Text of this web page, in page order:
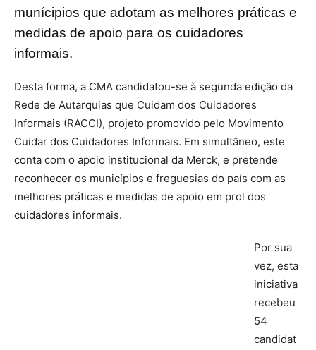
munícipios que adotam as melhores práticas e
medidas de apoio para os cuidadores
informais.
Desta forma, a CMA candidatou-se à segunda edição da
Rede de Autarquias que Cuidam dos Cuidadores
Informais (RACCI), projeto promovido pelo Movimento
Cuidar dos Cuidadores Informais. Em simultâneo, este
conta com o apoio institucional da Merck, e pretende
reconhecer os municípios e freguesias do país com as
melhores práticas e medidas de apoio em prol dos
cuidadores informais.
Por sua
vez, esta
iniciativa
recebeu
54
candidat